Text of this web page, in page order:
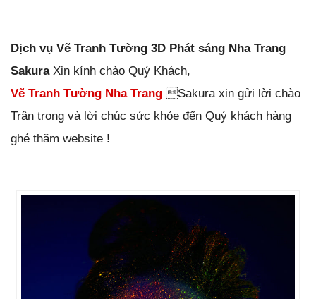
Dịch vụ Vẽ Tranh Tường 3D Phát sáng Nha Trang
Sakura Xin kính chào Quý Khách,
Vẽ Tranh Tường Nha Trang Sakura xin gửi lời chào
Trân trọng và lời chúc sức khỏe đến Quý khách hàng
ghé thăm website !